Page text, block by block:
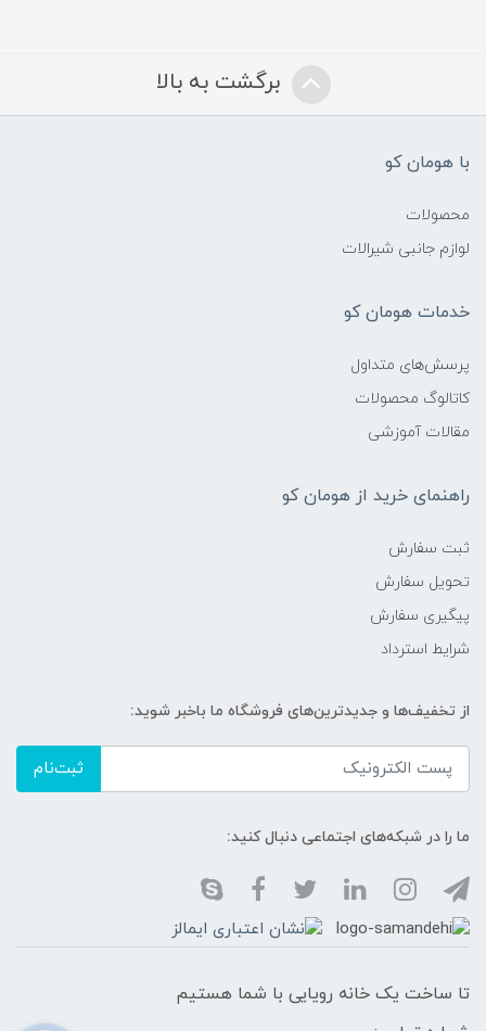
برگشت به بالا
با هومان کو
محصولات
لوازم جانبی شیرالات
خدمات هومان کو
پرسش‌های متداول
کاتالوگ محصولات
مقالات آموزشی
راهنمای خرید از هومان کو
ثبت سفارش
تحویل سفارش
پیگیری سفارش
شرایط استرداد
از تخفیف‌ها و جدیدترین‌های فروشگاه ما باخبر شوید:
ثبت‌نام
ما را در شبکه‌های اجتماعی دنبال کنید:
تا ساخت یک خانه رویایی با شما هستیم